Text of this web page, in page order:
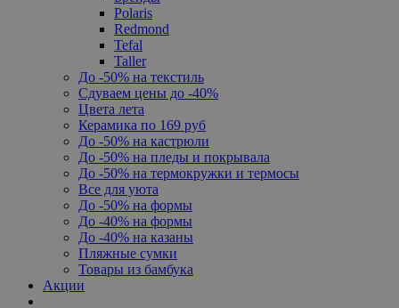
Polaris
Redmond
Tefal
Taller
До -50% на текстиль
Сдуваем цены до -40%
Цвета лета
Керамика по 169 руб
До -50% на кастрюли
До -50% на пледы и покрывала
До -50% на термокружки и термосы
Все для уюта
До -50% на формы
До -40% на формы
До -40% на казаны
Пляжные сумки
Товары из бамбука
Акции